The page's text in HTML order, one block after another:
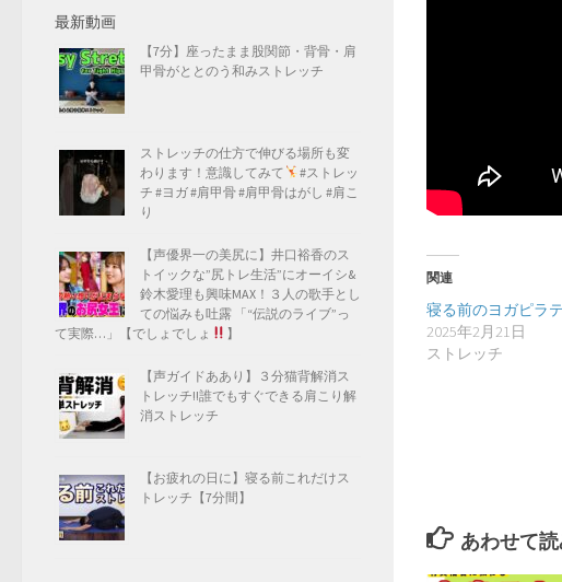
関連
寝る前のヨガピラ
2025年2月21日
ストレッチ
あわせて
最新動画
【7分】座ったまま股関節・背骨・肩
甲骨がととのう和みストレッチ
ストレッチの仕方で伸びる場所も変
わります！意識してみて
#ストレッ
チ #ヨガ #肩甲骨 #肩甲骨はがし #肩こ
り
【声優界一の美尻に】井口裕香のス
トイックな”尻トレ生活”にオーイシ&
鈴木愛理も興味MAX！３人の歌手とし
ての悩みも吐露 「“伝説のライブ”っ
て実際…」【でしょでしょ
】
【声ガイドああり】３分猫背解消ス
トレッチ!!誰でもすぐできる肩こり解
消ストレッチ
【お疲れの日に】寝る前これだけス
トレッチ【7分間】